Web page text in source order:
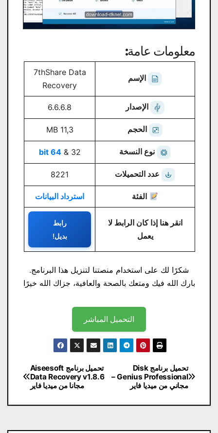
معلومات عامة:
الإسم
7thShare Data
Recovery
الإصدار 6.6.6.8
الحجم 11,3 MB
نوع النسخة 32 &
64 bit
عدد التحميلات 8221
الفئة استرداد البيانات
انقر هنا إذا كان الرابط لا
يعمل
رابط
بديل!
شكرًا لك على استخدام منصتنا لتنزيل هذا البرنامج.
بارك الله فيك ومتعك بالصحة والعافية، جزاك الله خيرًا
التحميل المباشر
تصفّح
المقالات
تحميل برنامج Aiseesoft
Data Recovery v1.8.6
مجانا من ميديا ​​فاير
تحميل برنامج Disk
Genius Professional –
مجاني من ميديا ​​فاير